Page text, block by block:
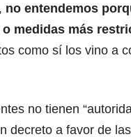
no entendemos
medidas más
como sí los vino a
no tienen
decreto a favor de